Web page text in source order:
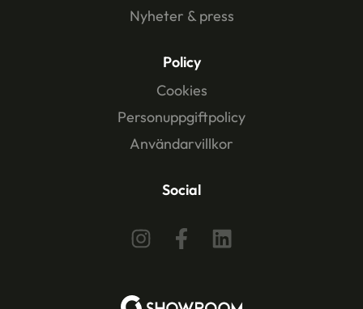
Nyheter & press
Policy
Cookies
Personuppgiftpolicy
Användarvillkor
Social